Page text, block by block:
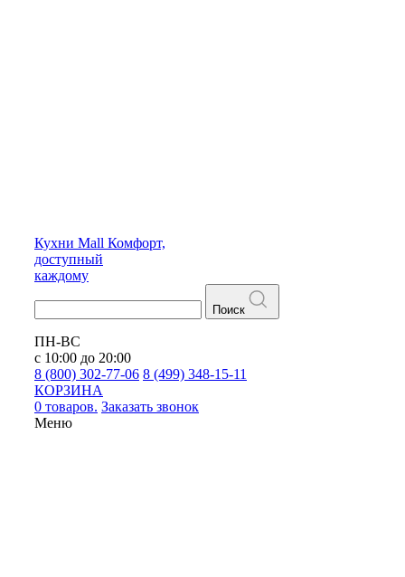
Кухни Mall Комфорт,
доступный
каждому
Поиск
ПН-ВС
с 10:00 до 20:00
8 (800) 302-77-06 8 (499) 348-15-11
КОРЗИНА
0 товаров. Заказать звонок
Меню